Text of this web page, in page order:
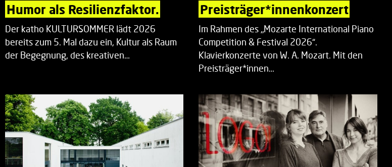
Humor als Resilienzfaktor.
Der katho KULTURSOMMER lädt 2026
bereits zum 5. Mal dazu ein, Kultur als Raum
der Begegnung, des kreativen…
Preisträger*innenkonzert
Im Rahmen des „Mozarte International Piano
Competition & Festival 2026“.
Klavierkonzerte von W. A. Mozart. Mit den
Preisträger*innen…